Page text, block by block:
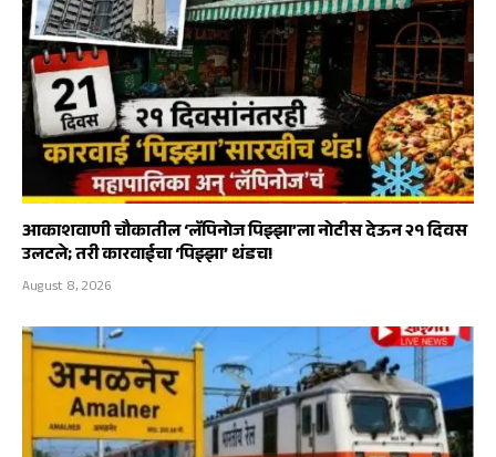
आकाशवाणी चौकातील ‘लॅपिनोज पिझ्झा’ला नोटीस देऊन २१ दिवस
उलटले; तरी कारवाईचा ‘पिझ्झा’ थंडच!
August 8, 2026